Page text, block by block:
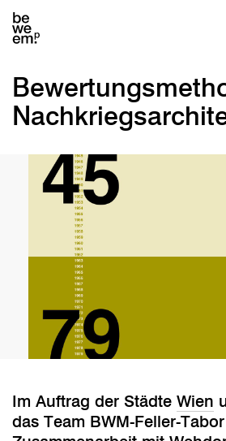
Im Auftrag der Städte Wien
das Team BWM-Feller-